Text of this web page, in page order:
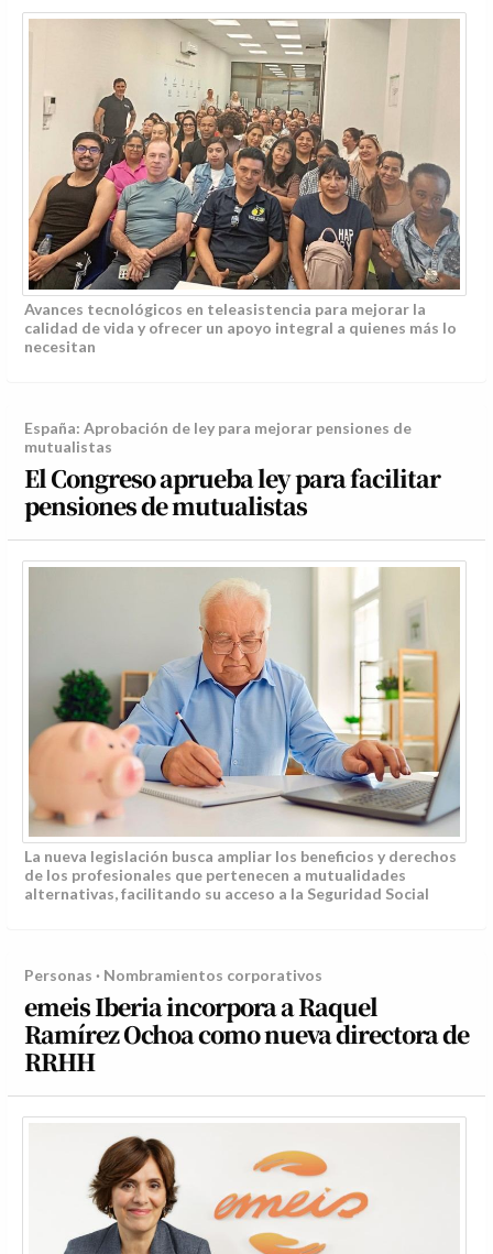
Avances tecnológicos en teleasistencia para mejorar la
calidad de vida y ofrecer un apoyo integral a quienes más lo
necesitan
España: Aprobación de ley para mejorar pensiones de
mutualistas
El Congreso aprueba ley para facilitar
pensiones de mutualistas
La nueva legislación busca ampliar los beneficios y derechos
de los profesionales que pertenecen a mutualidades
alternativas, facilitando su acceso a la Seguridad Social
Personas · Nombramientos corporativos
emeis Iberia incorpora a Raquel
Ramírez Ochoa como nueva directora de
RRHH